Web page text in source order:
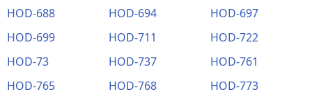
HOD-688 HOD-694
HOD-697
HOD-699
HOD-711
HOD-722
HOD-73
HOD-737
HOD-761
HOD-765
HOD-768
HOD-773